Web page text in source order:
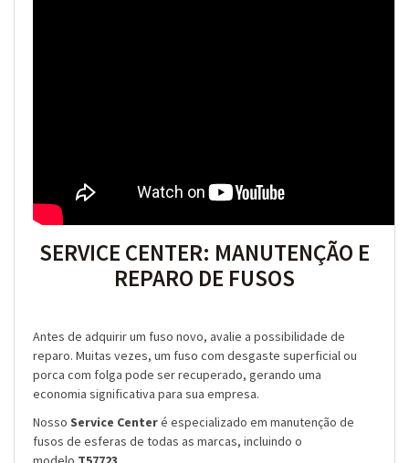
SERVICE CENTER: MANUTENÇÃO E
REPARO DE FUSOS
Antes de adquirir um fuso novo, avalie a possibilidade de
reparo. Muitas vezes, um fuso com desgaste superficial ou
porca com folga pode ser recuperado, gerando uma
economia significativa para sua empresa.
Nosso Service Centeré especializado em manutenção de
fusos de esferas de todas as marcas, incluindo o